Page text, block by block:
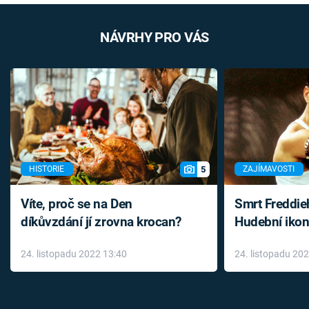
NÁVRHY PRO VÁS
HISTORIE 5
Víte, proč se na Den
díkůvzdání jí zrovna krocan?
24. listopadu 2022 13:40
ZAJÍMAVOSTI
Smrt
Hudební
léky
24. listopadu